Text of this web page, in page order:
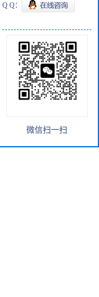
Q Q：
微信扫一扫